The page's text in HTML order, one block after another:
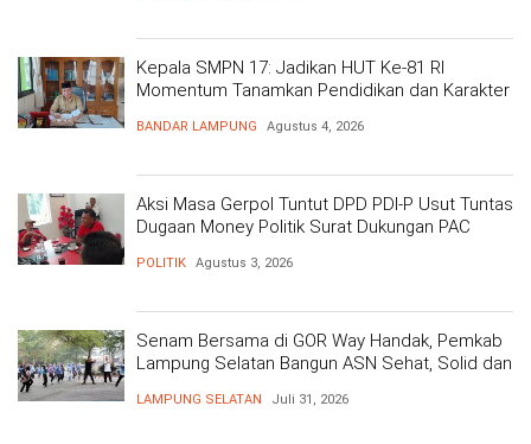
Kepala SMPN 17: Jadikan HUT Ke-81 RI
Momentum Tanamkan Pendidikan dan Karakter
BANDAR LAMPUNG Agustus 4, 2026
Aksi Masa Gerpol Tuntut DPD PDI-P Usut Tuntas
Dugaan Money Politik Surat Dukungan PAC
POLITIK Agustus 3, 2026
Senam Bersama di GOR Way Handak, Pemkab
Lampung Selatan Bangun ASN Sehat, Solid dan
LAMPUNG SELATAN Juli 31, 2026